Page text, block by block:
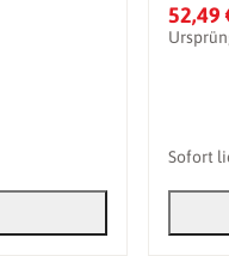
52,49
Sofort